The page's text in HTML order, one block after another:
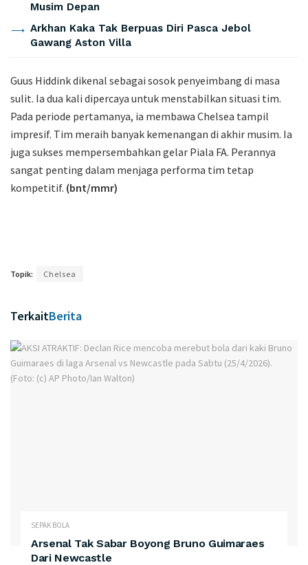
Musim Depan
Arkhan Kaka Tak Berpuas Diri Pasca Jebol
Gawang Aston Villa
Guus Hiddink dikenal sebagai sosok penyeimbang di masa
sulit. Ia dua kali dipercaya untuk menstabilkan situasi tim.
Pada periode pertamanya, ia membawa Chelsea tampil
impresif. Tim meraih banyak kemenangan di akhir musim. Ia
juga sukses mempersembahkan gelar Piala FA. Perannya
sangat penting dalam menjaga performa tim tetap
kompetitif. (bnt/mmr)
Topik: Chelsea
TerkaitBerita
SEPAK BOLA
Arsenal Tak Sabar Boyong Bruno Guimaraes
Dari Newcastle